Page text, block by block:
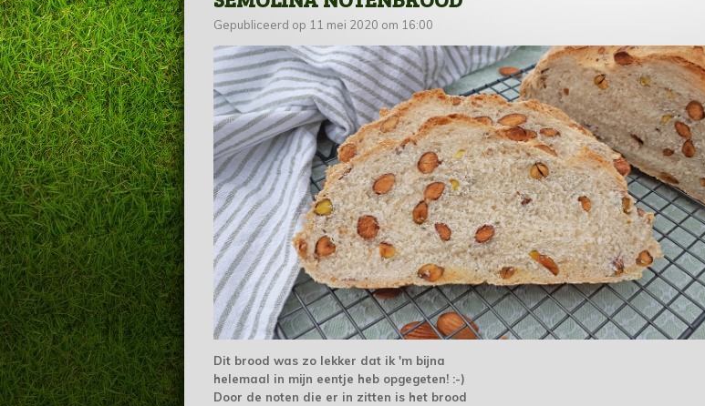
Gepubliceerd op 11 mei 2020 om 16:00
Dit brood was zo lekker dat ik 'm bijna
helemaal in mijn eentje heb opgegeten! :-)
Door de noten die er in zitten is het brood